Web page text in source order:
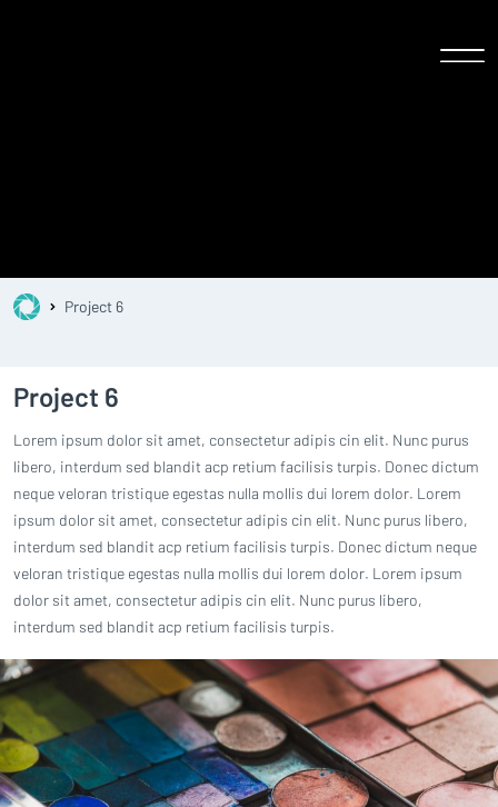
Project 6
Project 6
Lorem ipsum dolor sit amet, consectetur adipis cin elit. Nunc purus
libero, interdum sed blandit acp retium facilisis turpis. Donec dictum
neque veloran tristique egestas nulla mollis dui lorem dolor. Lorem
ipsum dolor sit amet, consectetur adipis cin elit. Nunc purus libero,
interdum sed blandit acp retium facilisis turpis. Donec dictum neque
veloran tristique egestas nulla mollis dui lorem dolor. Lorem ipsum
dolor sit amet, consectetur adipis cin elit. Nunc purus libero,
interdum sed blandit acp retium facilisis turpis.